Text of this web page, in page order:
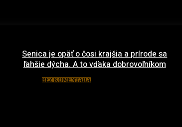
Senica je opäť o čosi krajšia a prírode sa
ľahšie dýcha. A to vďaka dobrovoľníkom
BEZ KOMENTÁRA